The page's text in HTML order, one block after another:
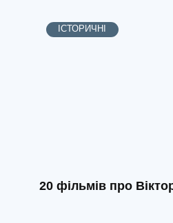
ІСТОРИЧНІ
20 фільмів про